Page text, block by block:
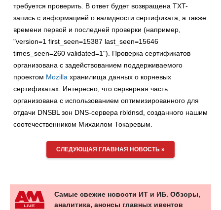
требуется проверить. В ответ будет возвращена TXT-
запись с информацией о валидности сертификата, а также
времени первой и последней проверки (например,
"version=1 first_seen=15387 last_seen=15646
times_seen=260 validated=1"). Проверка сертификатов
организована с задействованием поддерживаемого
проектом Mozilla хранилища данных о корневых
сертификатах. Интересно, что серверная часть
организована с использованием оптимизированного для
отдачи DNSBL зон DNS-сервера rbldnsd, созданного нашим
соотечественником Михаилом Токаревым.
СЛЕДУЮЩАЯ ГЛАВНАЯ НОВОСТЬ »
Самые свежие новости ИТ и ИБ. Обзоры,
аналитика, анонсы главных ивентов